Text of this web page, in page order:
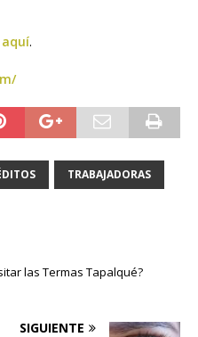
aquí.
TRABAJADORAS
las Termas Tapalqué?
SIGUIENTE